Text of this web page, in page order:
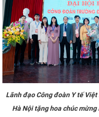
Lãnh đạo Công đoàn Y tế
Hà Nội tặng hoa chúc mừng